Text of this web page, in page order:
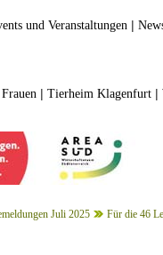
und Veranstaltungen |
Frauen | Tierheim Klagenfurt|
Juli 2025 Für die 46